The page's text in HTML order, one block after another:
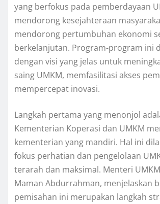
yang berfokus pada pemberdayaan
mendorong kesejahteraan
mendorong pertumbuhan ekonomi
berkelanjutan. Program-program ini
dengan visi yang jelas untuk
saing UMKM, memfasilitasi akses
mempercepat inovasi.
Langkah pertama yang menonjol
Kementerian Koperasi dan UMKM
kementerian yang mandiri. Hal ini
fokus perhatian dan pengelolaan
terarah dan maksimal. Menteri
Maman Abdurrahman, menjelaskan
pemisahan ini merupakan langkah